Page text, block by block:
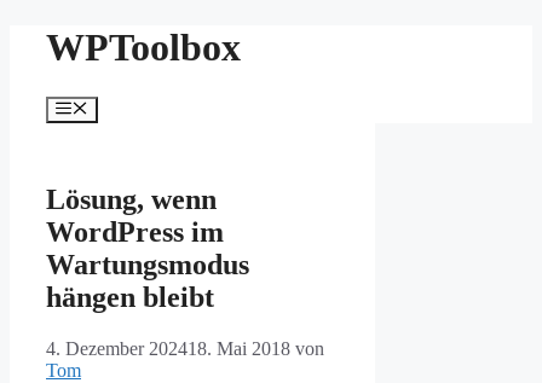
WPToolbox
Menü
Lösung, wenn
WordPress im
Wartungsmodus
hängen bleibt
4. Dezember 202418. Mai 2018 von
Tom